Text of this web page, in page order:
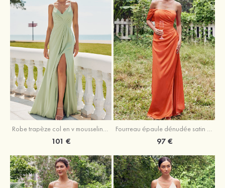
Robe trapèze col en v mousseline ras du sol robe de demoiselle d'honneur
101 €
Fourreau épaule dénudée satin extensible ras du sol robe de demoiselle d'honneur
97 €